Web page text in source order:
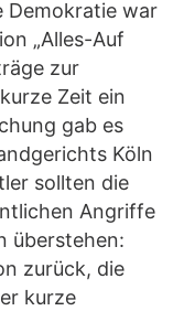
Demokratie war
„Alles-Auf
zur
Zeit ein
gab es
Köln
sollten die
Angriffe
überstehen:
zurück, die
kurze